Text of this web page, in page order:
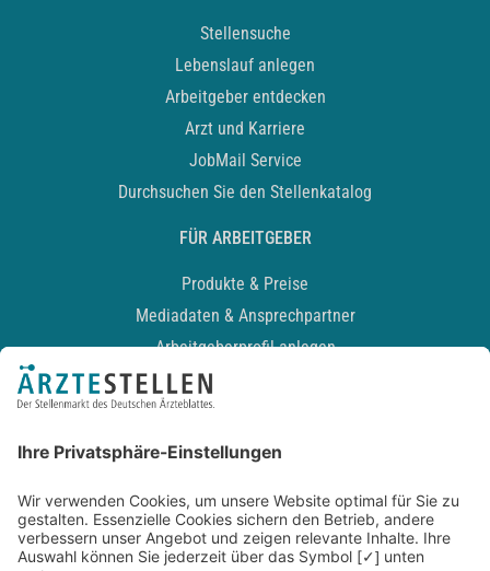
Stellensuche
Lebenslauf anlegen
Arbeitgeber entdecken
Arzt und Karriere
JobMail Service
Durchsuchen Sie den Stellenkatalog
FÜR ARBEITGEBER
Produkte & Preise
Mediadaten & Ansprechpartner
Arbeitgeberprofil anlegen
Recruiting-Podcast
Kontakt
Datenschutz
Newsletter